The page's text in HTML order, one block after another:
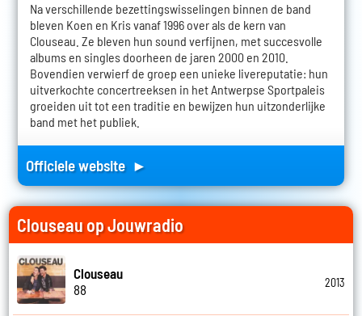
Na verschillende bezettingswisselingen binnen de band
bleven Koen en Kris vanaf 1996 over als de kern van
Clouseau. Ze bleven hun sound verfijnen, met succesvolle
albums en singles doorheen de jaren 2000 en 2010.
Bovendien verwierf de groep een unieke livereputatie: hun
uitverkochte concertreeksen in het Antwerpse Sportpaleis
groeiden uit tot een traditie en bewijzen hun uitzonderlijke
band met het publiek.
Officiele website ►
Clouseau op Jouwradio
Clouseau
88
2013